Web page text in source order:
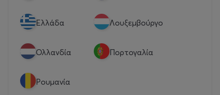
Eλλάδα Λουξεμβούργο
Ολλανδία Πορτογαλία
Ρουμανία